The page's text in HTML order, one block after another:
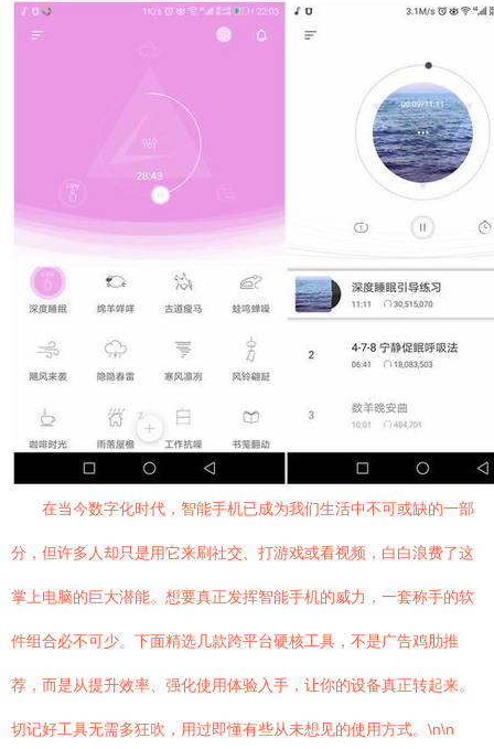
在当今数字化时代，智能手机已成为我们生活中不可或缺的一部
分，但许多人却只是用它来刷社交、打游戏或看视频，白白浪费了这
掌上电脑的巨大潜能。想要真正发挥智能手机的威力，一套称手的软
件组合必不可少。下面精选几款跨平台硬核工具，不是广告鸡肋推
荐，而是从提升效率、强化使用体验入手，让你的设备真正转起来。
切记好工具无需多狂吹，用过即懂有些从未想见的使用方式。\n\n